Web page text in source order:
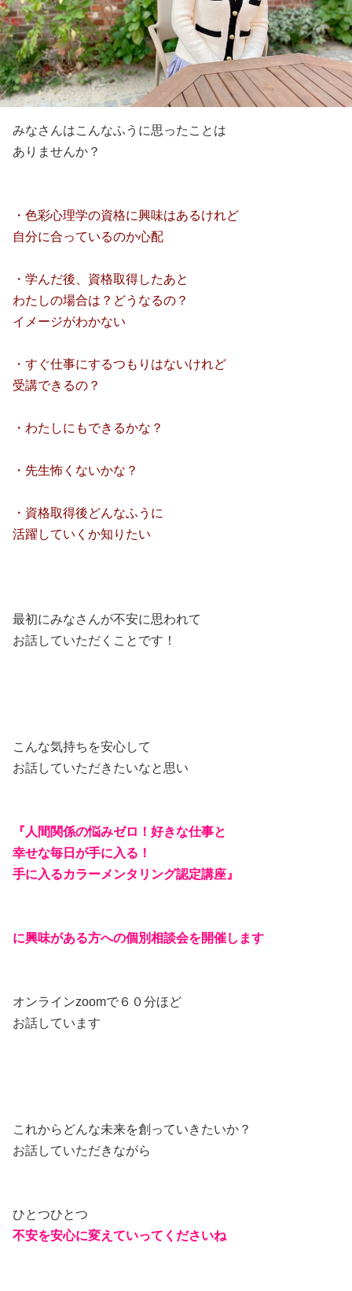
みなさんはこんなふうに思ったことは
ありませんか？
・色彩心理学の資格に興味はあるけれど
自分に合っているのか心配
・学んだ後、資格取得したあと
わたしの場合は？どうなるの？
イメージがわかない
・すぐ仕事にするつもりはないけれど
受講できるの？
・わたしにもできるかな？
・先生怖くないかな？
・資格取得後どんなふうに
活躍していくか知りたい
最初にみなさんが不安に思われて
お話していただくことです！
こんな気持ちを安心して
お話していただきたいなと思い
『人間関係の悩みゼロ！好きな仕事と
幸せな毎日が手に入る！
手に入るカラーメンタリング認定講座』
に興味がある方への個別相談会を開催します
オンラインzoomで６０分ほど
お話しています
これからどんな未来を創っていきたいか？
お話していただきながら
ひとつひとつ
不安を安心に変えていってくださいね